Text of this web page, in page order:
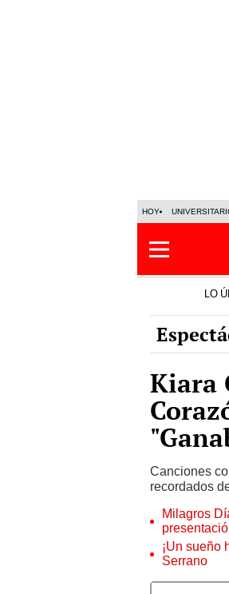
HOY
LO
Kiara
Canciones
recordados
Milagros
¡Un sueño
Serrano